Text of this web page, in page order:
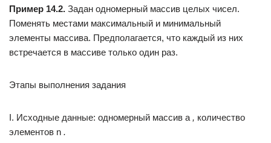
Пример 14.2. Задан одномерный массив целых чисел.
Поменять местами максимальный и минимальный
элементы массива. Предполагается, что каждый из них
встречается в массиве только один раз.
Этапы выполнения задания
I. Исходные данные: одномерный массив а , количество
элементов n .